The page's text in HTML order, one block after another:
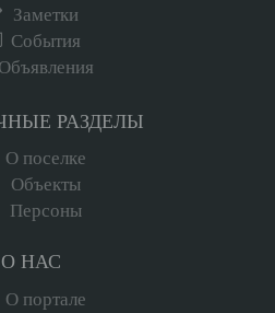
Заметки
События
Объявления
РАЗДЕЛЫ
О поселке
Объекты
Персоны
О НАС
О портале